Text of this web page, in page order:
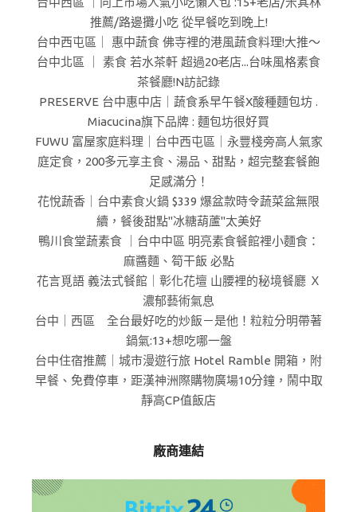
推薦/路邊攤小吃 從早餐吃到晚上!
台中西屯區｜ 惠中蔬食 佛寺裡的港風蔬食料理!大推～
台中北區 ｜ 素食 若水茶軒 超過20老店...台味風格素食
茶餐廳!N訪記錄
PRESERVE 台中惠中店｜蔬食系早午餐X酸種麵包坊 .
Miacucina旗下品牌 : 麵包坊很好買
FUWU 富屋家庭料理｜台中西屯區｜永豐棧旁高人氣家
庭定食，200多元享主食、湯品、甜點，超完整套餐飽
足感滿分！
花悅蔬香｜台中素食火鍋 $339 爆盆款時令蔬菜盆無限
續，餐後甜點"冰糖葫蘆"太美好
鴨川食堂蔬素食 ｜台中中區 明亮素食餐館裡小麵食：
麻醬麵、筍干飯 必點
花言覓語 義法式餐館｜彰化花壇 山腰裡的秘境餐廳 Ｘ
濃郁藝術氣息
台中｜西區 全台最好吃的炒飯－是他！粒粒分明帶著
鍋氣:13+想吃哪一盤
台中住宿推薦｜城市漫遊行旅 Hotel Ramble 開箱，附
早餐、免費停車，距漢神洲際購物廣場10分鐘，鬧中取
靜高CP值飯店
廠商連結